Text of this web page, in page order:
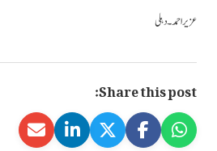
عزیر احمد ۔ دہلی
Share this post: